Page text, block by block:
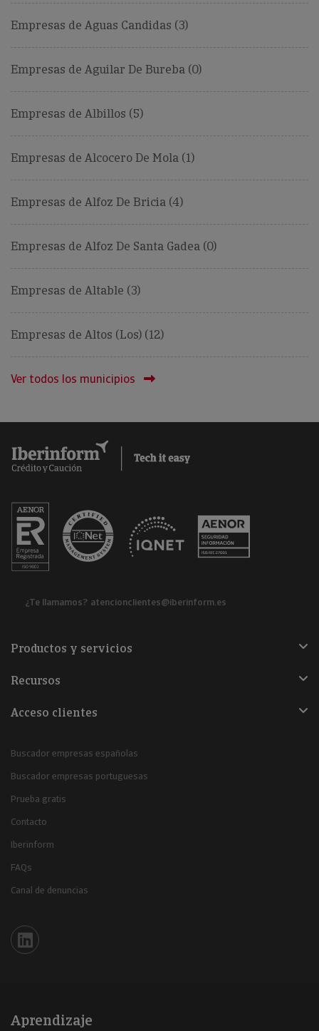
Empresas de Aguas Candidas (3)
Empresas de Aguilar De Bureba (0)
Empresas de Albillos (5)
Empresas de Alcocero De Mola (1)
Empresas de Alfoz De Bricia (4)
Empresas de Alfoz De Santa Gadea (0)
Empresas de Altable (3)
Empresas de Altos (Los) (12)
Ver todos los municipios
¿Te llamamos? atencionclientes@iberinform.es
Productos y servicios
Recursos
Acceso clientes
Buscador empresas españolas
Buscador empresas portuguesas
Prueba gratis
Contacto
Iberinform
FAQs
Canal de denuncias
Iberinform en Linkedin
Aprendizaje